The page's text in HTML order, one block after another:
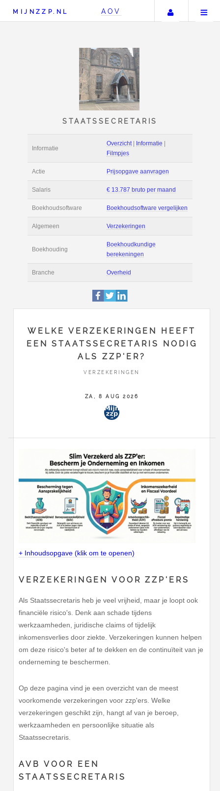
MIJNZZP.NL AOV Uw
STAATSSECRETARIS
Informatie
Filmpjes
Salaris € 13.787 bruto per
Boekhoudsoftware
Boekhouding
Boekhoudkundige
WELKE VERZEKERINGEN HEEFT
EEN STAATSSECRETARIS NODIG
ALS ZZP'ER?
VERZEKERINGEN
ZA, 8 AUG 2026
+ Inhoudsopgave (klik om te openen)
VERZEKERINGEN VOOR ZZP'ERS
Als Staatssecretaris heb je veel vrijheid, maar je loopt ook
financiële risico's. Denk aan schade tijdens
werkzaamheden, juridische claims of tijdelijk
inkomensverlies door ziekte. Verzekeringen kunnen helpen
om deze risico's beter af te dekken en de continuïteit van je
onderneming te beschermen.
Op deze pagina vind je een overzicht van de meest
voorkomende verzekeringen voor zzp'ers. Welke
verzekeringen geschikt zijn, hangt af van je beroep,
werkzaamheden en persoonlijke situatie als
Staatssecretaris.
AVB VOOR EEN
STAATSSECRETARIS